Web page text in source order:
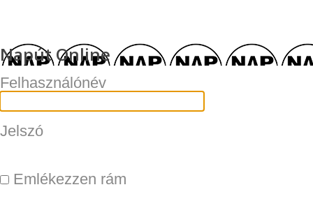
Napút Online
Felhasználónév
Jelszó
Emlékezzen rám